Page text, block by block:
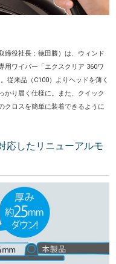
締役社長：徳田勝）は、ウィンド
用ワイパー「エクスクリア 360ワ
従来品（C100）よりヘッドを薄く
かり届く仕様に。また、クイック
クロスを簡単に装着できるように
応したリニューアルモ